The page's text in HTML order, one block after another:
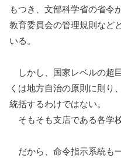
もつき、文部科学省の省令
教育委員会の管理規則など
いる。
しかし、国家レベルの超
くは地方自治の原則に則り
統括するわけではない。
そもそも支店である各学
だから、命令指示系統も